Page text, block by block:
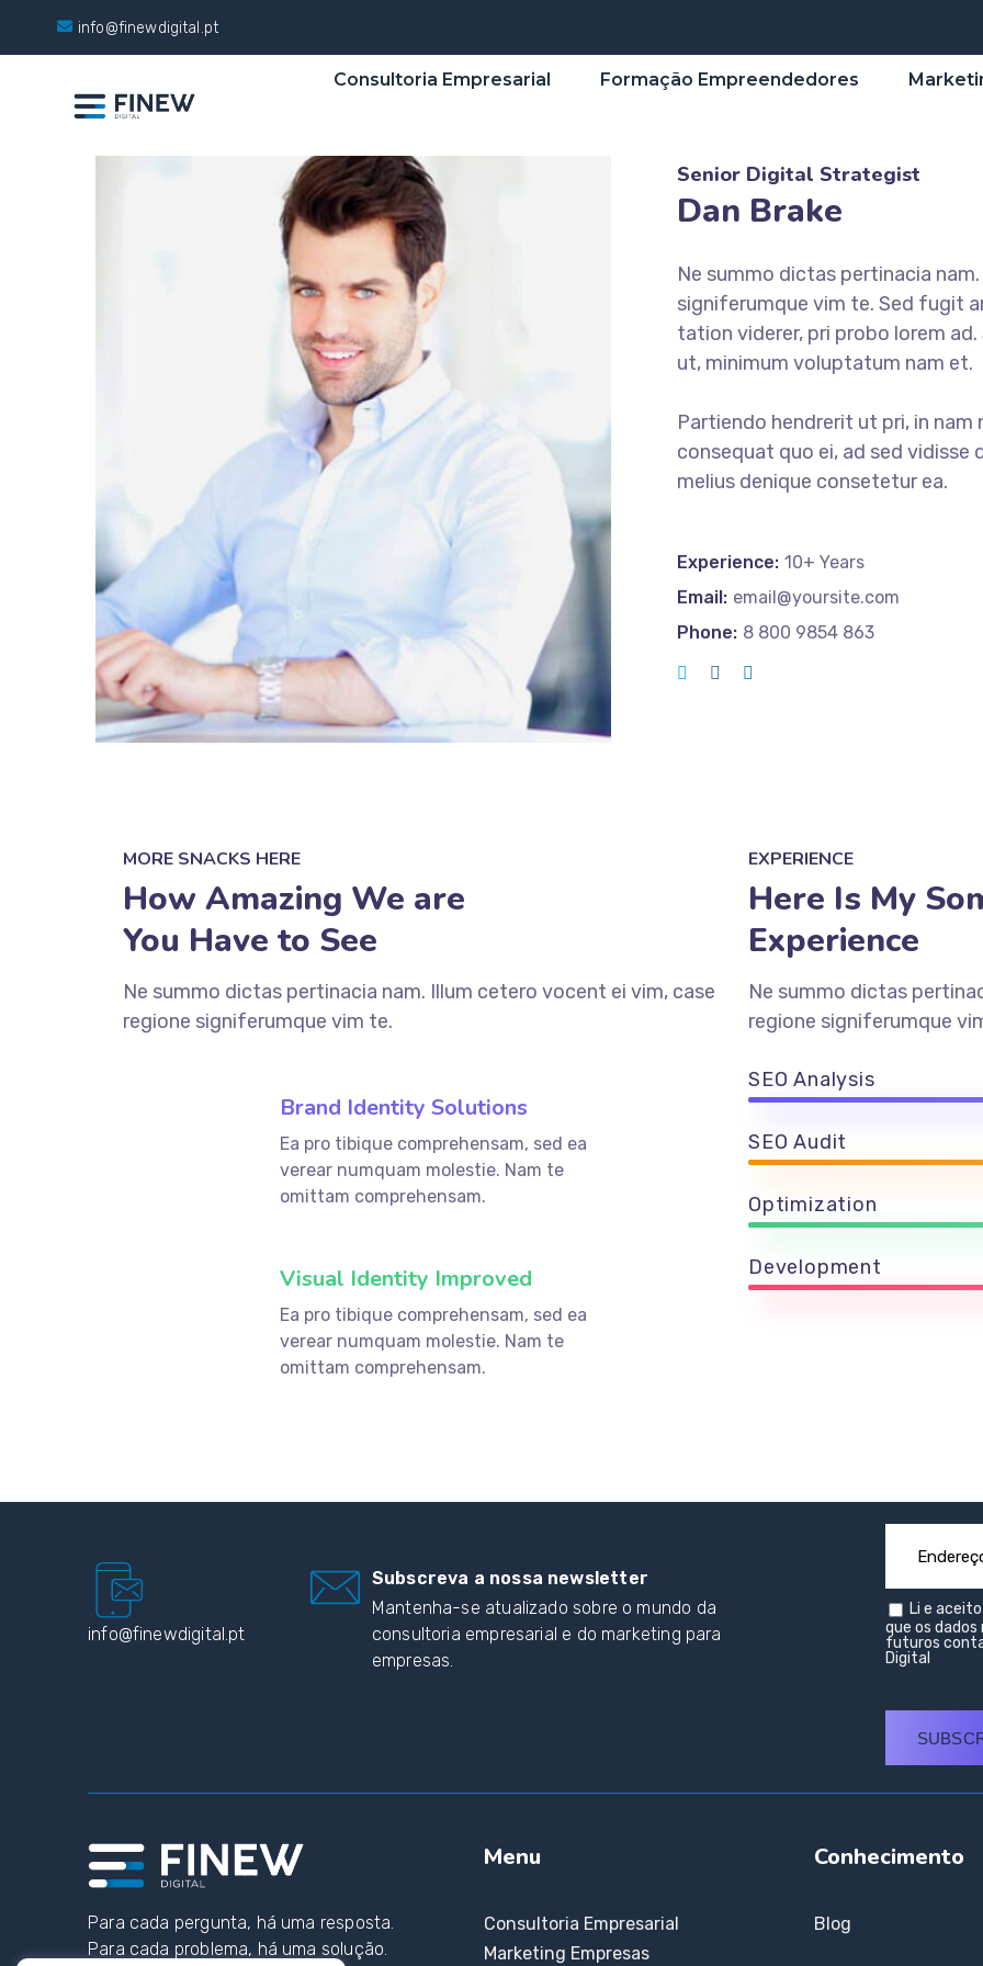
info@finewdigital.pt
Consultoria Empresarial Formação Empreendedores
Senior Digital Strategist
Dan Brake
Ne summo dictas pertinacia
signiferumque vim te. Sed fugit
tation viderer, pri probo lorem
ut, minimum voluptatum nam et.
Partiendo hendrerit ut pri, in
consequat quo ei, ad sed vidisse
melius denique consetetur ea.
Experience: 10+ Years
Email: email@yoursite.com
Phone: 8 800 9854 863
MORE SNACKS HERE
How Amazing We are
You Have to See
Ne summo dictas pertinacia nam. Illum cetero vocent ei vim, case
regione signiferumque vim te.
Brand Identity Solutions
Ea pro tibique comprehensam, sed ea
verear numquam molestie. Nam te
omittam comprehensam.
Visual Identity Improved
Ea pro tibique comprehensam, sed ea
verear numquam molestie. Nam te
omittam comprehensam.
EXPERIENCE
Here Is My
Experience
Ne summo dictas
regione signiferumque
SEO Analysis
SEO Audit
Optimization
Development
info@finewdigital.pt
Subscreva a nossa newsletter
Mantenha-se atualizado sobre o mundo da
consultoria empresarial e do marketing para
empresas.
Li e
que os
futuros
Digital
Para cada pergunta, há uma resposta.
Para cada problema, há uma solução.
Menu
Consultoria Empresarial
Marketing Empresas
Conhecimento
Blog